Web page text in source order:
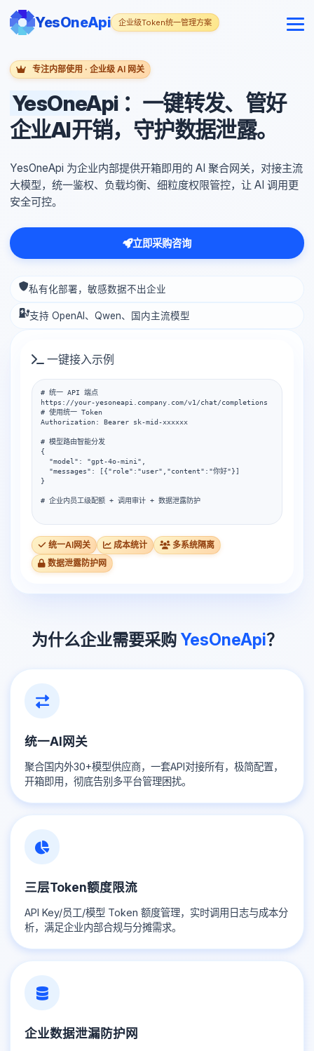
YesOneApi 企业级Token统一管理方案
专注内部使用 · 企业级 AI 网关
YesOneApi ：一键转发、管好
企业AI开销，守护数据泄露。
YesOneApi 为企业内部提供开箱即用的 AI 聚合网关，对接主流
大模型，统一鉴权、负载均衡、细粒度权限管控，让 AI 调用更
安全可控。
立即采购咨询
私有化部署，敏感数据不出企业
支持 OpenAI、Qwen、国内主流模型
一键接入示例
# 统一 API 端点
https://your-yesoneapi.company.com/v1/chat/completions
# 使用统一 Token
Authorization: Bearer sk-mid-xxxxxx
# 模型路由智能分发
{
}
# 企业内员工级配额 + 调用审计 + 数据泄露防护
统一AI网关 成本统计
多系统隔离
数据泄露防护网
为什么企业需要采购 YesOneApi？
统一AI网关
聚合国内外30+模型供应商，一套API对接所有，极简配置，
开箱即用，彻底告别多平台管理困扰。
三层Token额度限流
API Key/员工/模型 Token 额度管理，实时调用日志与成本分
析，满足企业内部合规与分摊需求。
企业数据泄漏防护网